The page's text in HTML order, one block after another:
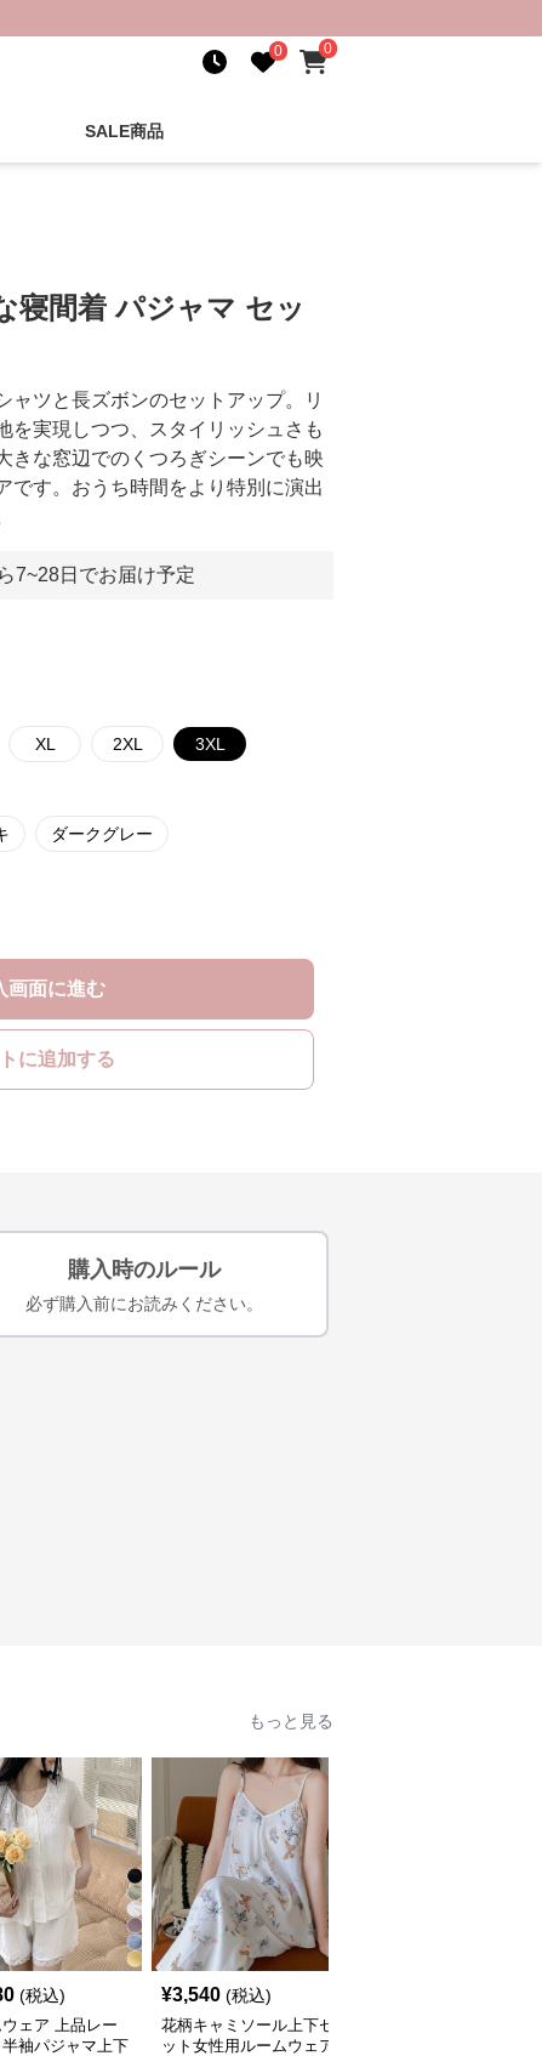
0 0
SALE商品
寝間着 パジャマ セッ
ャツと長ズボンのセットアップ。リ
を実現しつつ、スタイリッシュさも
きな窓辺でのくつろぎシーンでも映
です。おうち時間をより特別に演出
7~28日でお届け予定
XL 2XL 3XL
ダークグレー
画面に進む
に追加する
購入時のルール
必ず購入前にお読みください。
もっと見る
(税込)
ェア 上品レー
袖パジャマ上下
¥3,540 (税込)
花柄キャミソール上下セ
ット女性用ルームウェア